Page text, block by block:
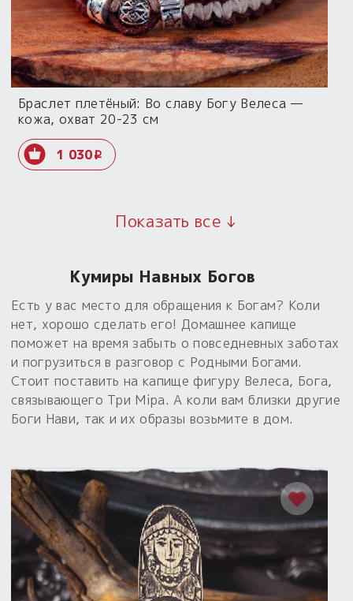
Браслет плетёный: Во славу Богу Велеса —
кожа, охват 20-23 см
1 030i
Показать все ↓
Кумиры Навных Богов
Есть у вас место для обращения к Богам? Коли
нет, хорошо сделать его! Домашнее капище
поможет на время забыть о повседневных заботах
и погрузиться в разговор с Родными Богами.
Стоит поставить на капище фигуру Велеса, Бога,
связывающего Три Мiра. А коли вам близки другие
Боги Нави, так и их образы возьмите в дом.